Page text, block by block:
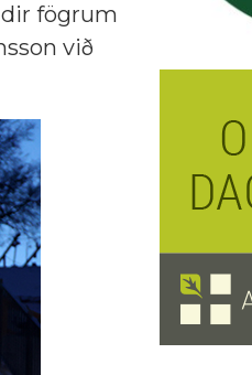
fögrum
við